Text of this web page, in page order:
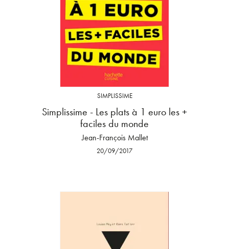
SIMPLISSIME
Simplissime - Les plats à 1 euro les +
faciles du monde
Jean-François Mallet
20/09/2017